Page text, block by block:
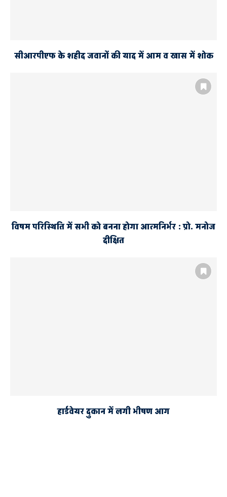
सीआरपीएफ के शहीद जवानों की याद में आम व खास में शोक
विषम परिस्थिति में सभी को बनना होगा आत्मनिर्भर : प्रो. मनोज
दीक्षित
हार्डवेयर दुकान में लगी भीषण आग